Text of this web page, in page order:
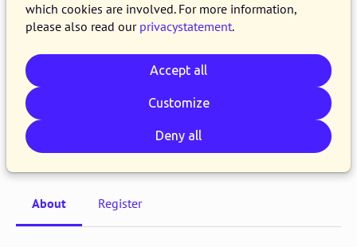
which cookies are involved. For more information,
please also read our privacystatement.
Accept all
Customize
Deny all
Een online plek waar je
achterban écht wil zijn
About Register